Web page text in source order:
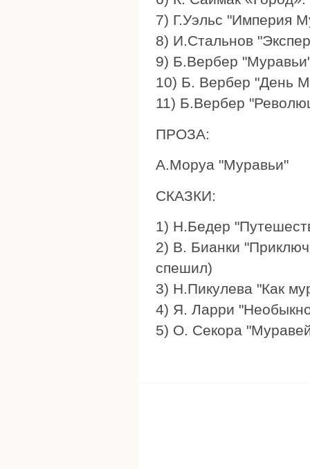
7) Г.Уэльс "Империя
8) И.Стальнов
9) Б.Вербер
10) Б. Вербер "День
11) Б.Вербер
ПРОЗА:
А.Моруа "Муравьи"
СКАЗКИ:
1) Н.Бедер
2) В. Бианки
спешил)
3) Н.Пикулева "Как
4) Я. Ларри
5) О. Секора